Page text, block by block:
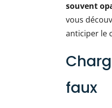
souvent
vous
anticiper le
faux